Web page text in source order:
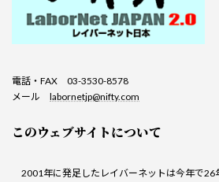
電話・FAX 03-3530-8578
メール labornetjp@nifty.com
このウェブサイトについて
2001年に発足したレイバーネットは今年で26